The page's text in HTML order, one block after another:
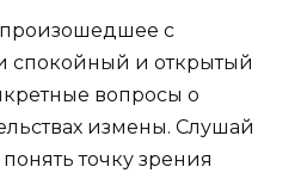
произошедшее с
спокойный и открытый
вопросы о
измены. Слушай
точку зрения